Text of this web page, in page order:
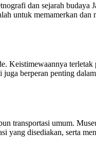
dan sejarah budaya
untuk memamerkan
Keistimewaannya
berperan penting
transportasi umum.
yang disediakan, serta